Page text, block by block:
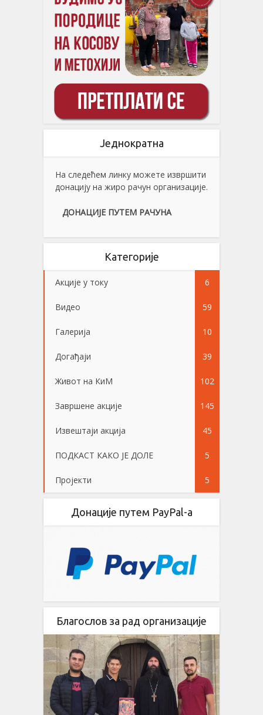
Једнократна
На следећем линку можете извршити
донацију на жиро рачун организације.
ДОНАЦИЈЕ ПУТЕМ РАЧУНА
Категорије
Акције у току 6
Видео 59
Галерија 10
Догађаји 39
Живот на КиМ 102
Завршене акције 145
Извештаји акција 45
ПОДКАСТ КАКО ЈЕ ДОЛЕ 5
Пројекти 5
Донације путем PayPal-a
Благослов за рад организације